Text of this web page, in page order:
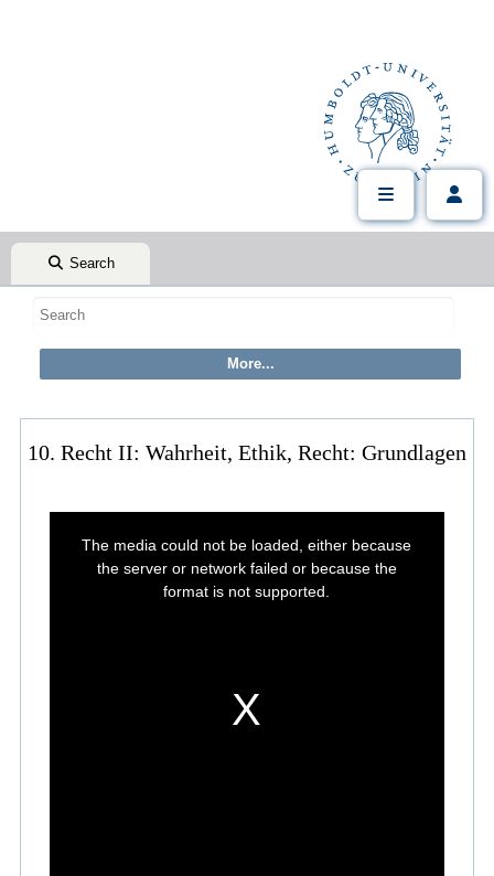
Search
10. Recht II: Wahrheit, Ethik, Recht: Grundlagen
The media could not be loaded, either because
the server or network failed or because the
format is not supported.